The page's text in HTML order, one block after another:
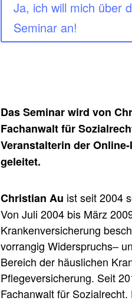
Ja, ich will mich über
Seminar an!
Das Seminar wird von
Fachanwalt für
Veranstalterin der
geleitet.
Christian Au ist seit 2004
Von Juli 2004 bis März
Krankenversicherung
vorrangig Widerspruchs–
Bereich der häuslichen
Pflegeversicherung. Seit
Fachanwalt für